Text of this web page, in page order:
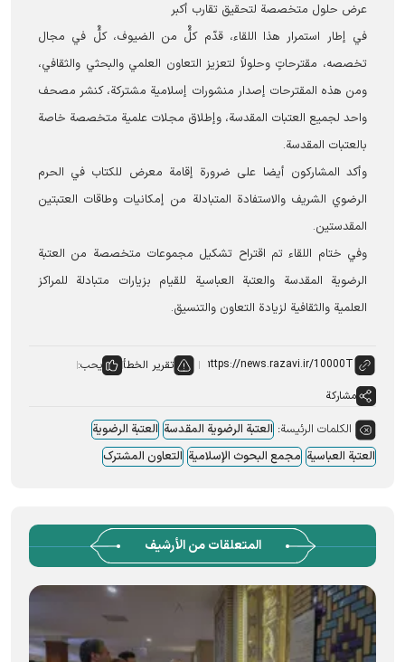
عرض حلول متخصصة لتحقيق تقارب أكبر
في إطار استمرار هذا اللقاء، قدّم كلٌّ من الضيوف، كلٌّ في مجال
تخصصه، مقترحاتٍ وحلولاً لتعزيز التعاون العلمي والبحثي والثقافي،
ومن هذه المقترحات إصدار منشورات إسلامية مشتركة، کنشر مصحف
واحد لجميع العتبات المقدسة، وإطلاق مجلات علمية متخصصة خاصة
بالعتبات المقدسة.
وأكد المشاركون أيضا على ضرورة إقامة معرض للكتاب في الحرم
الرضوي الشریف والاستفادة المتبادلة من إمكانيات وطاقات العتبتین
المقدستین.
وفي ختام اللقاء تم اقتراح تشكيل مجموعات متخصصة من العتبة
الرضوية المقدسة والعتبة العباسية للقيام بزيارات متبادلة للمراكز
العلمية والثقافية لزیادة التعاون والتنسیق.
تقرير الخطأ
يحب:
مشاركة
الكلمات الرئيسة: العتبة الرضویة المقدسة العتبة الرضویة
العتبة العباسیة مجمع البحوث الإسلامیة التعاون المشترک
المتعلقات من الأرشيف